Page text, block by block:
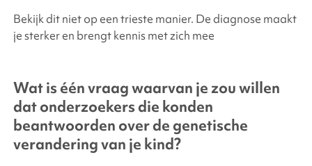
Bekijk dit niet op een trieste manier. De diagnose maakt
je sterker en brengt kennis met zich mee
Wat is één vraag waarvan je zou willen
dat onderzoekers die konden
beantwoorden over de genetische
verandering van je kind?